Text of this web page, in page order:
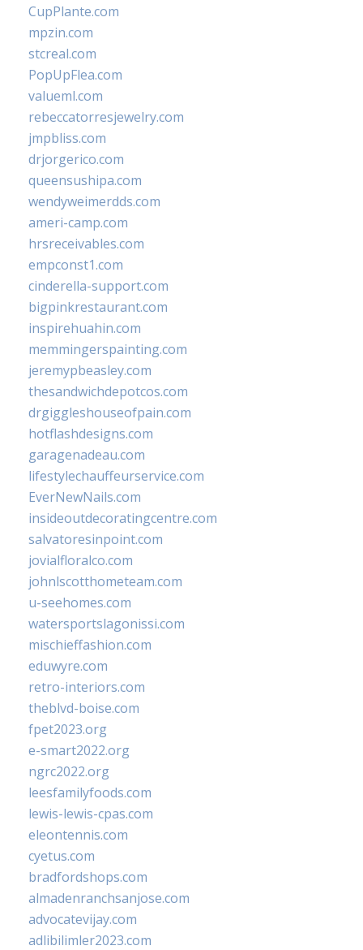
CupPlante.com
mpzin.com
stcreal.com
PopUpFlea.com
valueml.com
rebeccatorresjewelry.com
jmpbliss.com
drjorgerico.com
queensushipa.com
wendyweimerdds.com
ameri-camp.com
hrsreceivables.com
empconst1.com
cinderella-support.com
bigpinkrestaurant.com
inspirehuahin.com
memmingerspainting.com
jeremypbeasley.com
thesandwichdepotcos.com
drgiggleshouseofpain.com
hotflashdesigns.com
garagenadeau.com
lifestylechauffeurservice.com
EverNewNails.com
insideoutdecoratingcentre.com
salvatoresinpoint.com
jovialfloralco.com
johnlscotthometeam.com
u-seehomes.com
watersportslagonissi.com
mischieffashion.com
eduwyre.com
retro-interiors.com
theblvd-boise.com
fpet2023.org
e-smart2022.org
ngrc2022.org
leesfamilyfoods.com
lewis-lewis-cpas.com
eleontennis.com
cyetus.com
bradfordshops.com
almadenranchsanjose.com
advocatevijay.com
adlibilimler2023.com